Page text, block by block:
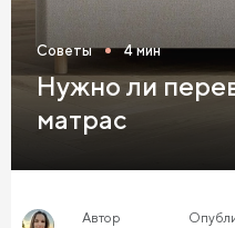
Советы 4 мин
Нужно ли
матрас
Автор